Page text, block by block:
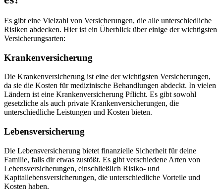
Es gibt eine Vielzahl von Versicherungen, die alle unterschiedliche
Risiken abdecken. Hier ist ein Überblick über einige der wichtigsten
Versicherungsarten:
Krankenversicherung
Die Krankenversicherung ist eine der wichtigsten Versicherungen,
da sie die Kosten für medizinische Behandlungen abdeckt. In vielen
Ländern ist eine Krankenversicherung Pflicht. Es gibt sowohl
gesetzliche als auch private Krankenversicherungen, die
unterschiedliche Leistungen und Kosten bieten.
Lebensversicherung
Die Lebensversicherung bietet finanzielle Sicherheit für deine
Familie, falls dir etwas zustößt. Es gibt verschiedene Arten von
Lebensversicherungen, einschließlich Risiko- und
Kapitallebensversicherungen, die unterschiedliche Vorteile und
Kosten haben.